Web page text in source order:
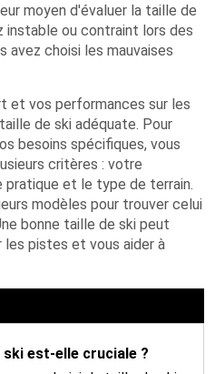
moyen d'évaluer la taille de
instable ou contraint lors des
avez choisi les mauvaises
et vos performances sur les
de ski adéquate. Pour
besoins spécifiques, vous
critères : votre
pratique et le type de terrain.
modèles pour trouver celui
bonne taille de ski peut
les pistes et vous aider à
est-elle cruciale ?